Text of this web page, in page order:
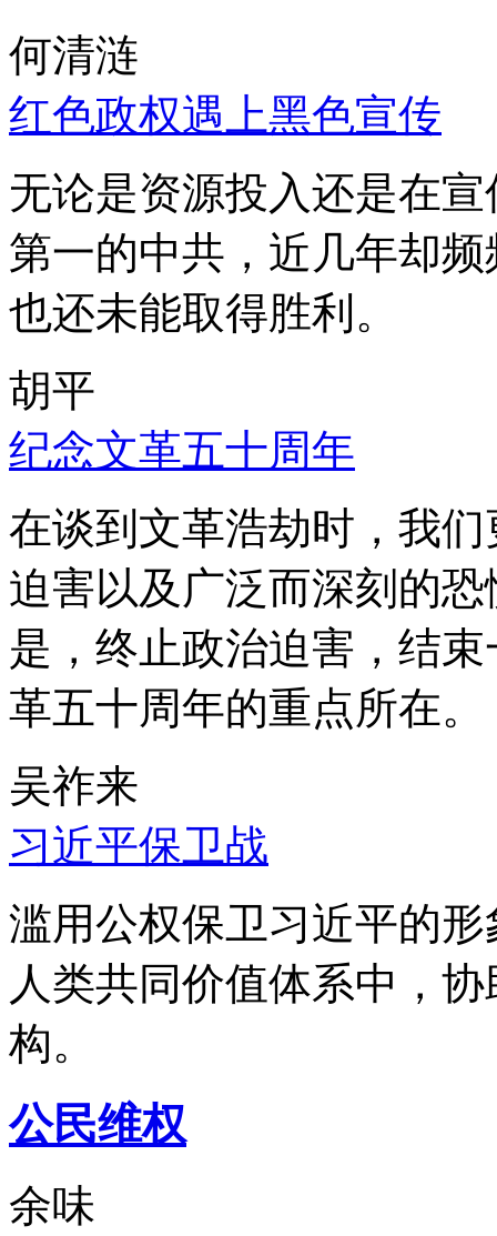
何清涟
红色政权遇上黑色宣传
无论是资源投入还是在
第一的中共，近几年却
也还未能取得胜利。
胡平
纪念文革五十周年
在谈到文革浩劫时，我
迫害以及广泛而深刻的
是，终止政治迫害，结
革五十周年的重点所在。
吴祚来
习近平保卫战
滥用公权保卫习近平的
人类共同价值体系中，
构。
公民维权
余味